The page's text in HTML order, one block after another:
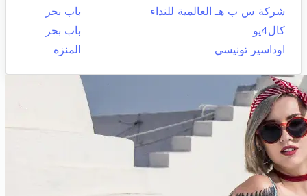
شركة س ب هـ العالمية للنداء
باب بحر
كال4يو
باب بحر
اوداسير تونيسي
المنزه